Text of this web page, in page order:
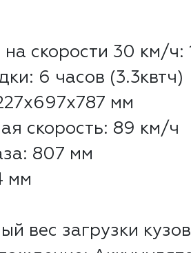
на скорости 30 км/ч:
6 часов (3.3квтч)
мм
скорость: 89 км/ч
807 мм
мм
вес загрузки